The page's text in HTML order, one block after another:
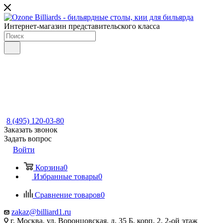
Интернет-магазин представительского класса
8 (495) 120-03-80
Заказать звонок
Задать вопрос
Войти
Корзина0
Избранные товары0
Сравнение товаров0
zakaz@billiard1.ru
г. Москва, ул. Воронцовская, д. 35 Б, корп. 2, 2-ой этаж